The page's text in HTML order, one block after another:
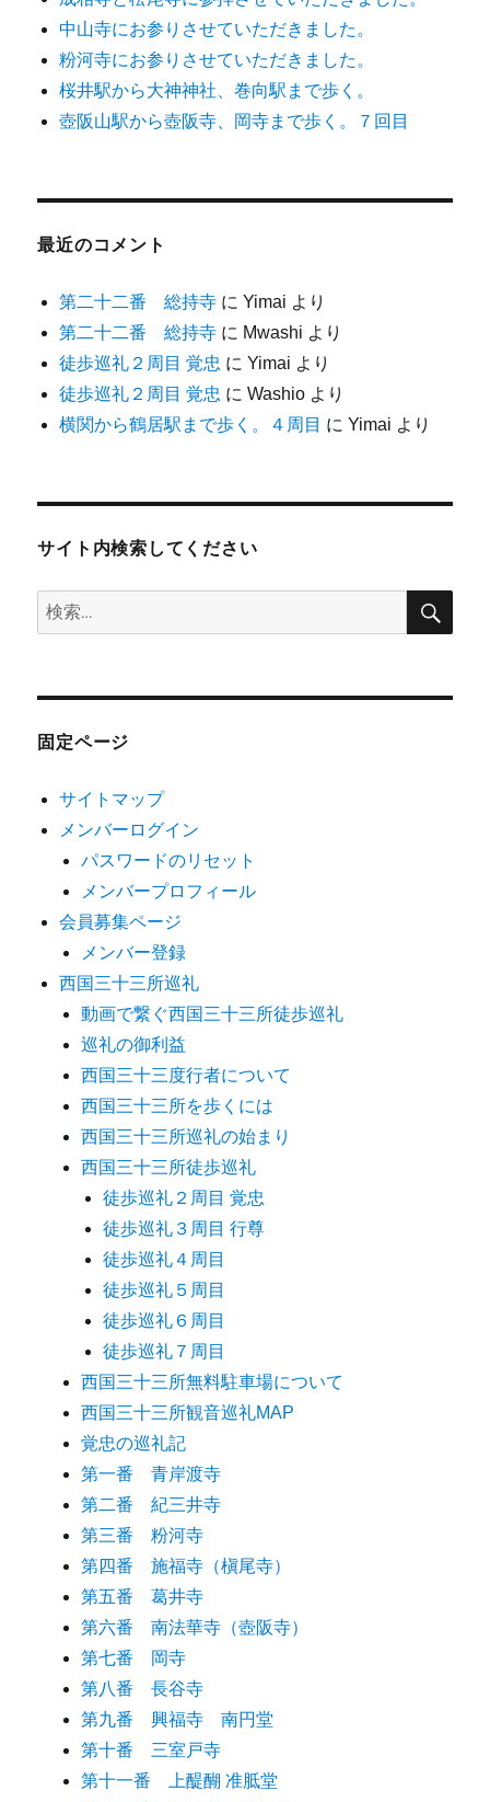
中山寺にお参りさせていただきました。
粉河寺にお参りさせていただきました。
桜井駅から大神神社、巻向駅まで歩く。
壺阪山駅から壺阪寺、岡寺まで歩く。７回目
最近のコメント
第二十二番 総持寺 にYimai より
第二十二番 総持寺 に Mwashi より
徒歩巡礼２周目 覚忠 にYimai より
徒歩巡礼２周目 覚忠 にWashio より
横関から鶴居駅まで歩く。４周目 にYimai より
サイト内検索してください
検
索:
検
固定ページ
サイトマップ
メンバーログイン
パスワードのリセット
メンバープロフィール
会員募集ページ
メンバー登録
西国三十三所巡礼
動画で繋ぐ西国三十三所徒歩巡礼
巡礼の御利益
西国三十三度行者について
西国三十三所を歩くには
西国三十三所巡礼の始まり
西国三十三所徒歩巡礼
徒歩巡礼２周目 覚忠
徒歩巡礼３周目 行尊
徒歩巡礼４周目
徒歩巡礼５周目
徒歩巡礼６周目
徒歩巡礼７周目
西国三十三所無料駐車場について
西国三十三所観音巡礼MAP
覚忠の巡礼記
第一番 青岸渡寺
第二番 紀三井寺
第三番 粉河寺
第四番 施福寺（槇尾寺）
第五番 葛井寺
第六番 南法華寺（壺阪寺）
第七番 岡寺
第八番 長谷寺
第九番 興福寺 南円堂
第十番 三室戸寺
第十一番 上醍醐 准胝堂